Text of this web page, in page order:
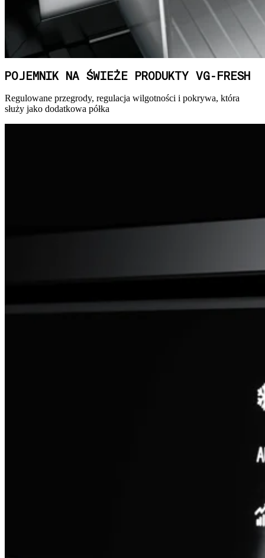
POJEMNIK NA ŚWIEŻE PRODUKTY VG-FRESH
Regulowane przegrody, regulacja wilgotności i pokrywa, która
służy jako dodatkowa półka